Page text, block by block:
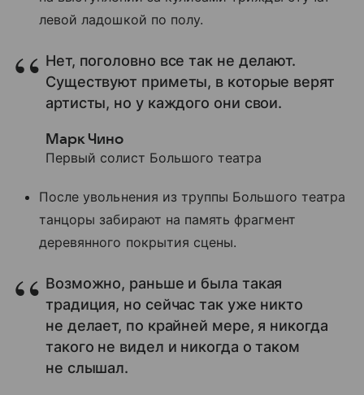
левой ладошкой по полу.
Нет, поголовно все так не делают.
Существуют приметы, в которые верят
артисты, но у каждого они свои.
Марк Чино
Первый солист Большого театра
После увольнения из труппы Большого театра
танцоры забирают на память фрагмент
деревянного покрытия сцены.
Возможно, раньше и была такая
традиция, но сейчас так уже никто
не делает, по крайней мере, я никогда
такого не видел и никогда о таком
не слышал.